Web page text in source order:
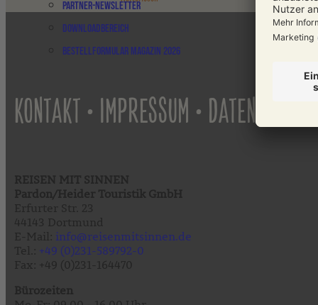
Partner-Newsletter
Downloadbereich
Bestellformular Magazin 2026
KONTAKT • IMPRESSUM • DATENSCHUTZ
info@reisenmitsinnen.de
+49 (0)231-589792-0